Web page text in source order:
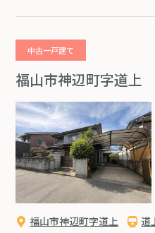
中古一戸建て
福山市神辺町字道上
福山市神辺町字道上
道